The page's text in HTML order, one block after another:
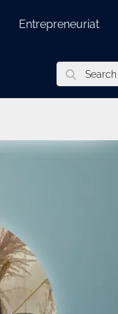
Entrepreneuriat
Search
for: